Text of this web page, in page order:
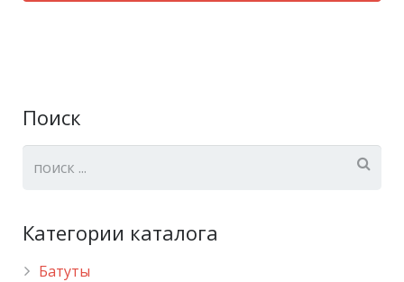
Поиск
Категории каталога
Батуты